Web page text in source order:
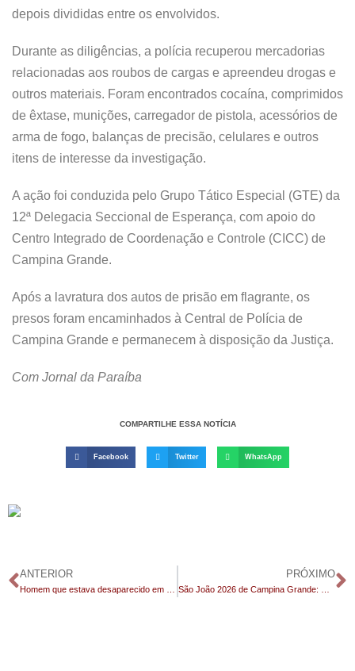
depois divididas entre os envolvidos.
Durante as diligências, a polícia recuperou mercadorias
relacionadas aos roubos de cargas e apreendeu drogas e
outros materiais. Foram encontrados cocaína, comprimidos
de êxtase, munições, carregador de pistola, acessórios de
arma de fogo, balanças de precisão, celulares e outros
itens de interesse da investigação.
A ação foi conduzida pelo Grupo Tático Especial (GTE) da
12ª Delegacia Seccional de Esperança, com apoio do
Centro Integrado de Coordenação e Controle (CICC) de
Campina Grande.
Após a lavratura dos autos de prisão em flagrante, os
presos foram encaminhados à Central de Polícia de
Campina Grande e permanecem à disposição da Justiça.
Com Jornal da Paraíba
COMPARTILHE ESSA NOTÍCIA
Facebook Twitter WhatsApp
ANTERIOR
Homem que estava desaparecido em Monteiro é encontrado e tranquiliza familiares
PRÓXIMO
São João 2026 de Campina Grande: mais de 50 foram presos por reconhecimento facial com IA